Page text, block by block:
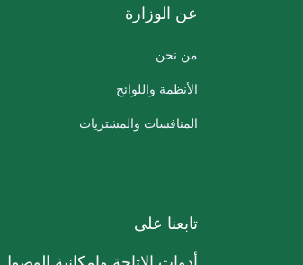
عن الوزارة
من نحن
الأنظمة واللوائح
المنافسات والمشتريات
تابعنا على